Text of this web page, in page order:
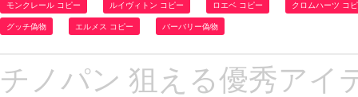
モンクレール コピー ルイヴィトン コピー ロエベ コピー クロムハーツ コ
グッチ偽物 エルメス コピー バーバリー偽物
チノパン 狙える優秀アイ